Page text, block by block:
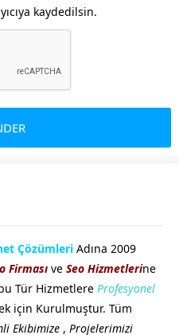
kaydedilsin.
Çözümleri Adına 2009
Firması ve Seo Hizmetlerine
Tür Hizmetlere Profesyonel
için Kurulmuştur. Tüm
Ekibimize , Projelerimizi